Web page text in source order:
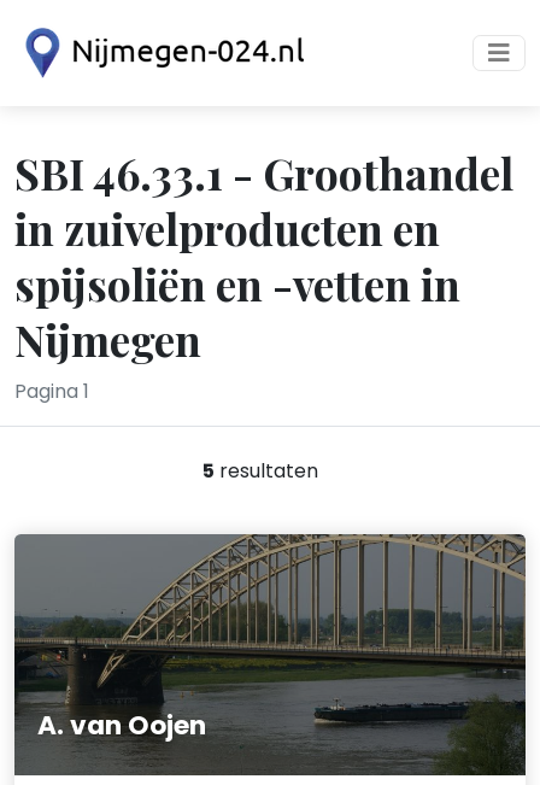
SBI 46.33.1 - Groothandel
in zuivelproducten en
spijsoliën en -vetten in
Nijmegen
Pagina 1
5 resultaten
A. van Oojen